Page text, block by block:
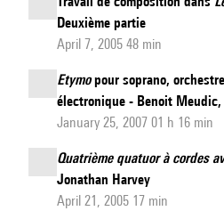
et
électronique.
(Création
2012
Deuxième partie
April 7, 2005 48 min
Etymopour soprano,
électronique - Benoit Meudic,
January 25, 2007 01 h 16 min
Quatrième quatuor à cordes
Jonathan Harvey
April 21, 2005 17 min